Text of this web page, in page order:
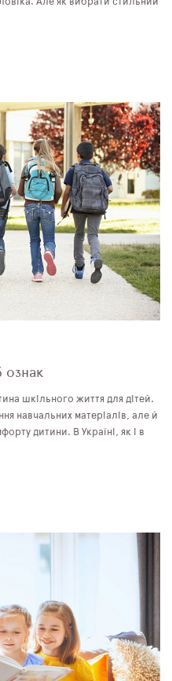
ознак
шкільного життя для дітей.
навчальних матеріалів, але й
дитини. В Україні, як і в